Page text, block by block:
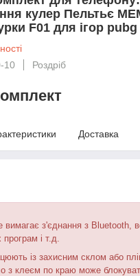
кулер Пельтьє
F01 для ігор pubg
10
Роздріб
Доставка
вимагає з'єднання з Bluetooth,
і т.д.
із захисним склом або
з клеєм по краю може